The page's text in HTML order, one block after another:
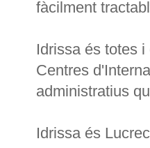
fàcilment
Idrissa és totes
Centres
administratius
Idrissa és